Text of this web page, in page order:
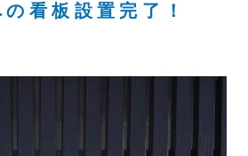
看板設置完了！